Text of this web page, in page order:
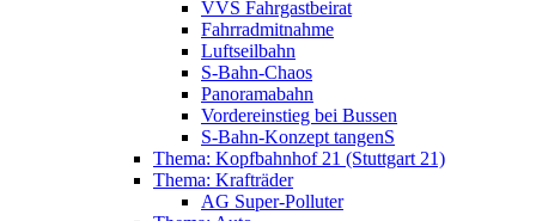
VVS Fahrgastbeirat
Fahrradmitnahme
Luftseilbahn
S-Bahn-Chaos
Panoramabahn
Vordereinstieg bei Bussen
S-Bahn-Konzept tangenS
Thema: Kopfbahnhof 21 (Stuttgart 21)
Thema: Krafträder
AG Super-Polluter